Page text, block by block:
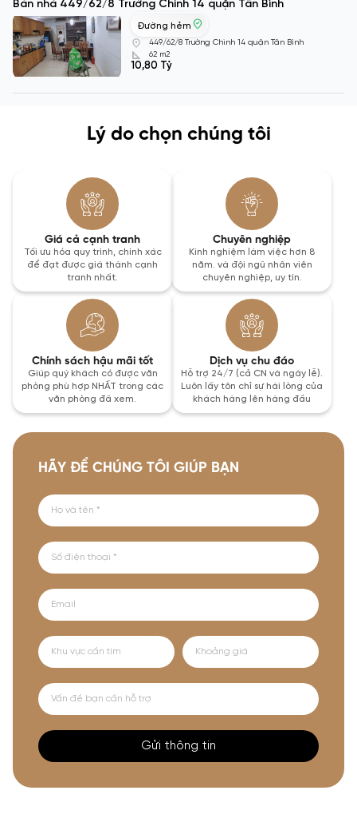
Bán nhà 449/62/8 Trường Chinh 14 quận Tân Bình
Đường hẻm
449/62/8 Trường Chinh 14 quận Tân Bình
62 m2
10,80 Tỷ
Lý do chọn chúng tôi
Giá cả cạnh tranh
Tối ưu hóa quy trình, chính xác
để đạt được giá thành cạnh
tranh nhất.
Chuyên nghiệp
Kinh nghiệm làm việc hơn 8
năm. và đội ngũ nhân viên
chuyên nghiệp, uy tín.
Chính sách hậu mãi tốt
Giúp quý khách có được văn
phòng phù hợp NHẤT trong các
văn phòng đã xem.
Dịch vụ chu đáo
Hỗ trợ 24/7 (cả CN và ngày lễ).
Luôn lấy tôn chỉ sự hài lòng của
khách hàng lên hàng đầu
HÃY ĐỂ CHÚNG TÔI GIÚP BẠN
Gửi thông tin